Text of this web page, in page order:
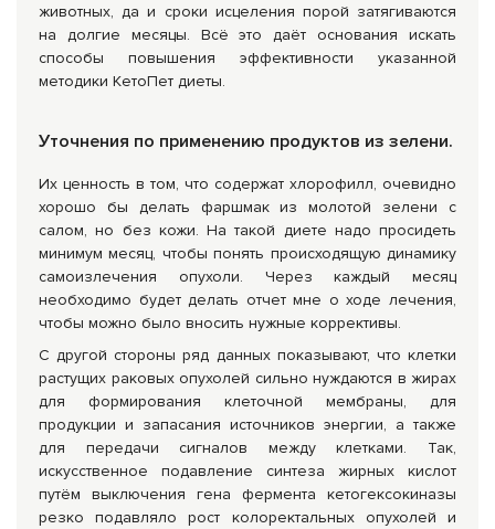
животных, да и сроки исцеления порой затягиваются
на долгие месяцы. Всё это даёт основания искать
способы повышения эффективности указанной
методики КетоПет диеты.
Уточнения по применению продуктов из зелени.
Их ценность в том, что содержат хлорофилл, очевидно
хорошо бы делать фаршмак из молотой зелени с
салом, но без кожи. На такой диете надо просидеть
минимум месяц, чтобы понять происходящую динамику
самоизлечения опухоли. Через каждый месяц
необходимо будет делать отчет мне о ходе лечения,
чтобы можно было вносить нужные коррективы.
С другой стороны ряд данных показывают, что клетки
растущих раковых опухолей сильно нуждаются в жирах
для формирования клеточной мембраны, для
продукции и запасания источников энергии, а также
для передачи сигналов между клетками. Так,
искусственное подавление синтеза жирных кислот
путём выключения гена фермента кетогексокиназы
резко подавляло рост колоректальных опухолей и